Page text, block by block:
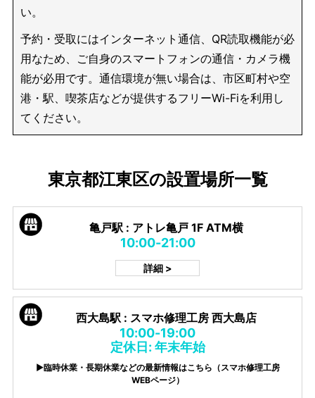
い。
予約・受取にはインターネット通信、QR読取機能が必
用なため、ご自身のスマートフォンの通信・カメラ機
能が必用です。通信環境が無い場合は、市区町村や空
港・駅、喫茶店などが提供するフリーWi-Fiを利用し
てください。
東京都江東区の設置場所一覧
亀戸駅 : アトレ亀戸 1F ATM横
10:00-21:00
詳細 >
西大島駅 : スマホ修理工房 西大島店
10:00-19:00
定休日: 年末年始
▶臨時休業・長期休業などの最新情報はこちら（スマホ修理工房
WEBページ）